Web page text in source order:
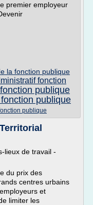
premier employeur
la fonction publique
fonction
publique
publique
publique
lieux de travail -
du prix des
centres urbains
et
limiter les